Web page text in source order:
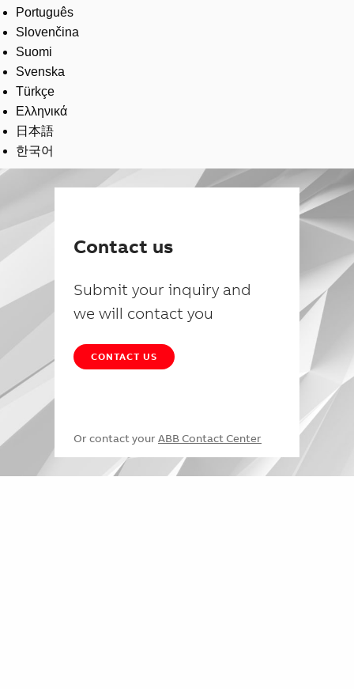
Português
Slovenčina
Suomi
Svenska
Türkçe
Ελληνικά
日本語
한국어
Contact us
Submit your inquiry and
we will contact you
CONTACT US
Or contact your ABB Contact Center